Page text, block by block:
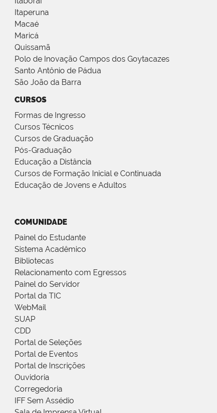
Itaperuna
Macaé
Maricá
Quissamã
Polo de Inovação Campos dos Goytacazes
Santo Antônio de Pádua
São João da Barra
CURSOS
Formas de Ingresso
Cursos Técnicos
Cursos de Graduação
Pós-Graduação
Educação a Distância
Cursos de Formação Inicial e Continuada
Educação de Jovens e Adultos
COMUNIDADE
Painel do Estudante
Sistema Acadêmico
Bibliotecas
Relacionamento com Egressos
Painel do Servidor
Portal da TIC
WebMail
SUAP
CDD
Portal de Seleções
Portal de Eventos
Portal de Inscrições
Ouvidoria
Corregedoria
IFF Sem Assédio